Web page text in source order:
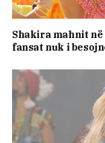
Shakira mahnit në
fansat nuk i